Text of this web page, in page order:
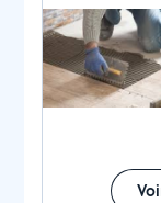
pose toile
plomberie
(tableau,
la